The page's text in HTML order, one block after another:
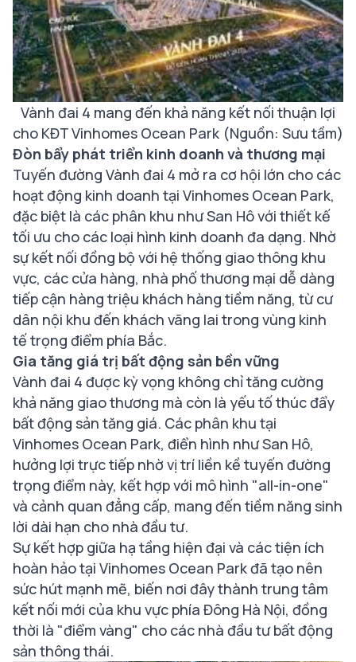
Vành đai 4 mang đến khả năng kết nối thuận lợi
cho KĐT Vinhomes Ocean Park (Nguồn: Sưu tầm)
Đòn bẩy phát triển kinh doanh và thương mại
Tuyến đường Vành đai 4 mở ra cơ hội lớn cho các
hoạt động kinh doanh tại Vinhomes Ocean Park,
đặc biệt là các phân khu như San Hô với thiết kế
tối ưu cho các loại hình kinh doanh đa dạng. Nhờ
sự kết nối đồng bộ với hệ thống giao thông khu
vực, các cửa hàng, nhà phố thương mại dễ dàng
tiếp cận hàng triệu khách hàng tiềm năng, từ cư
dân nội khu đến khách vãng lai trong vùng kinh
tế trọng điểm phía Bắc.
Gia tăng giá trị bất động sản bền vững
Vành đai 4 được kỳ vọng không chỉ tăng cường
khả năng giao thương mà còn là yếu tố thúc đẩy
bất động sản tăng giá. Các phân khu tại
Vinhomes Ocean Park, điển hình như San Hô,
hưởng lợi trực tiếp nhờ vị trí liền kề tuyến đường
trọng điểm này, kết hợp với mô hình "all-in-one"
và cảnh quan đẳng cấp, mang đến tiềm năng sinh
lời dài hạn cho nhà đầu tư.
Sự kết hợp giữa hạ tầng hiện đại và các tiện ích
hoàn hảo tại Vinhomes Ocean Park đã tạo nên
sức hút mạnh mẽ, biến nơi đây thành trung tâm
kết nối mới của khu vực phía Đông Hà Nội, đồng
thời là "điểm vàng" cho các nhà đầu tư bất động
sản thông thái.